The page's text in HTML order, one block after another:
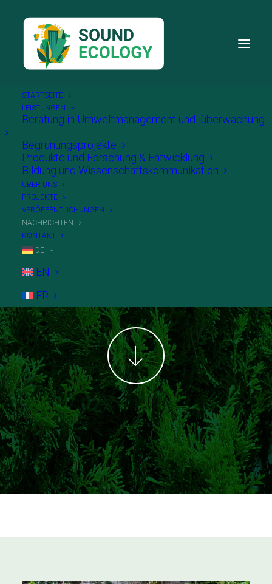
STARTSEITE
LEISTUNGEN
Beratung in Umweltmanagement und -überwachung
Begrünungsprojekte
Produkte und Forschung & Entwicklung
Bildung und Wissenschaftskommunikation
ÜBER UNS
PROJEKTE
VERÖFFENTLICHUNGEN
NACHRICHTEN
KONTAKT
DE
EN
FR
Entdecken Sie unsere
Neuigkeiten, praktische
Tipps und
Erfahrungsberichte aus
unseren Projekten vor